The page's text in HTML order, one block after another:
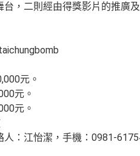
，二則經由得獎影片的推廣
元。
元。
元。
：江怡潔，手機：0981-